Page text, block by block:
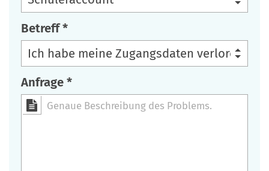
Betreff *
Anfrage *